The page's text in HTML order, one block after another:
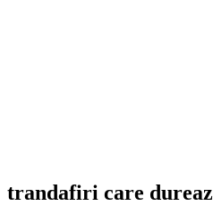
trandafiri care